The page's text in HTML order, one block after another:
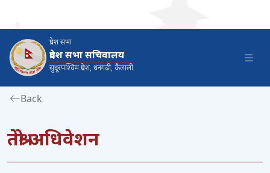
प्रदेश सभा
प्रदेश सभा सचिवालय
सुदूरपश्‍चिम प्रदेश, धनगढी, कैलाली
Back
तेश्रो अधिवेशन